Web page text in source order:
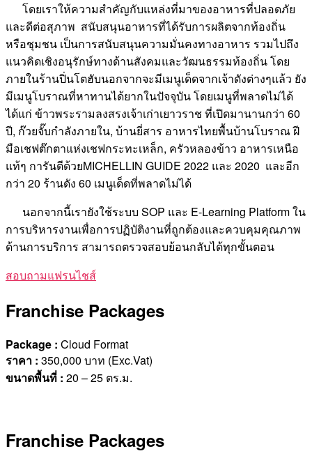
โดยเราให้ความสำคัญกับแหล่งที่มาของอาหารที่ปลอดภัย
และดีต่อสุภาพ สนับสนุนอาหารที่ได้รับการผลิตจากท้องถิ่น
หรือชุมชน เป็นการสนับสนุนความมั่นคงทางอาหาร รวมไปถึง
แนวคิดเชิงอนุรักษ์ทางด้านสังคมและวัฒนธรรมท้องถิ่น โดย
ภายในร้านปิ่นโตฮับนอกจากจะมีเมนูเด็ดจากเจ้าดังต่างๆแล้ว ยัง
มีเมนูโบราณที่หาทานได้ยากในปัจจุบัน โดยเมนูที่พลาดไม่ได้
ได้แก่ ข้าวพระรามลงสรงเจ้าเก่าเยาวราช ที่เปิดมานานกว่า 60
ปี, ก๊วยจั๊บกำลังภายใน, บ้านยี่สาร อาหารไทยพื้นบ้านโบราณ ฝี
มือเชฟต๊กตาแห่งเชฟกระทะเหล็ก, ครัวหลองข้าว อาหารเหนือ
แท้ๆ การันตีด้วยMICHELLIN GUIDE 2022 และ 2020 และอีก
กว่า 20 ร้านดัง 60 เมนูเด็ดที่พลาดไม่ได้
นอกจากนี้เรายังใช้ระบบ SOP และ E-Learning Platform ใน
การบริหารงานเพื่อการปฏิบัติงานที่ถูกต้องและควบคุมคุณภาพ
ด้านการบริการ สามารถตรวจสอบย้อนกลับได้ทุกขั้นตอน
สอบถามแฟรนไชส์
Franchise Packages
Package : Cloud Format
ราคา : 350,000 บาท (Exc.Vat)
ขนาดพื้นที่ : 20 – 25 ตร.ม.
Franchise Packages